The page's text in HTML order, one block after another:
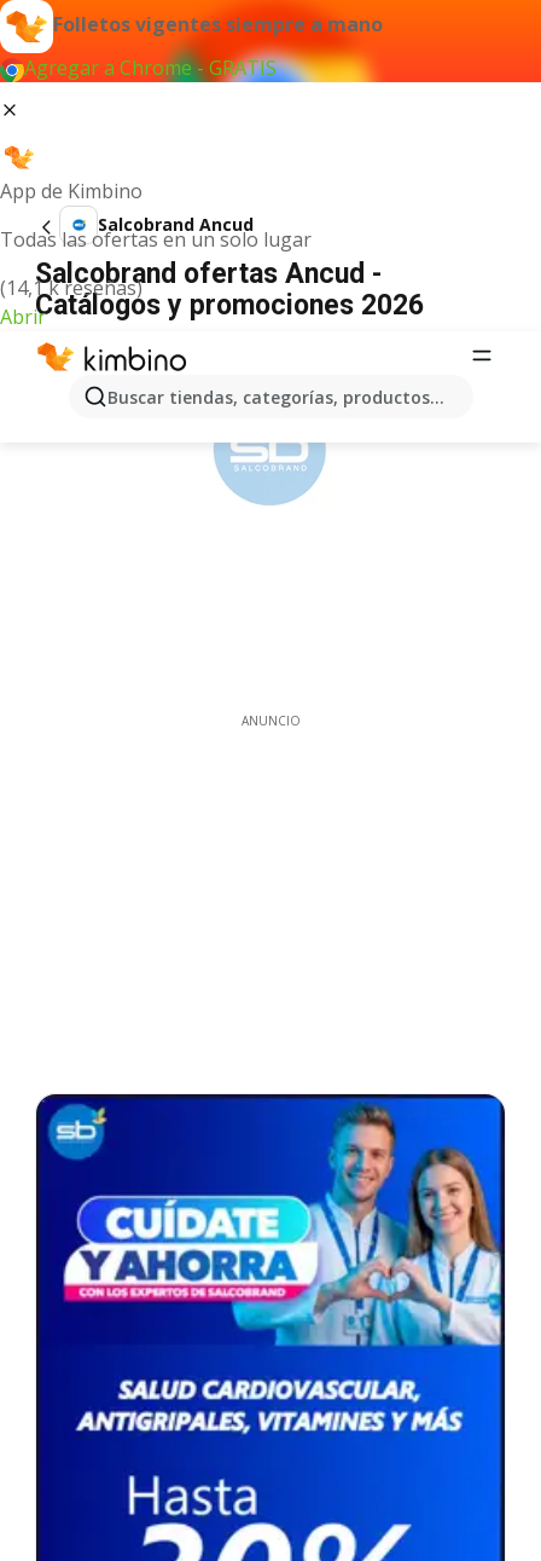
Folletos vigentes siempre a mano
Agregar a Chrome - GRATIS
App de Kimbino
Todas las ofertas en un solo lugar
(14,1 k reseñas)
Abrir
Buscar tiendas, categorías, productos...
Salcobrand Ancud
Salcobrand ofertas Ancud -
Catálogos y promociones 2026
ANUNCIO